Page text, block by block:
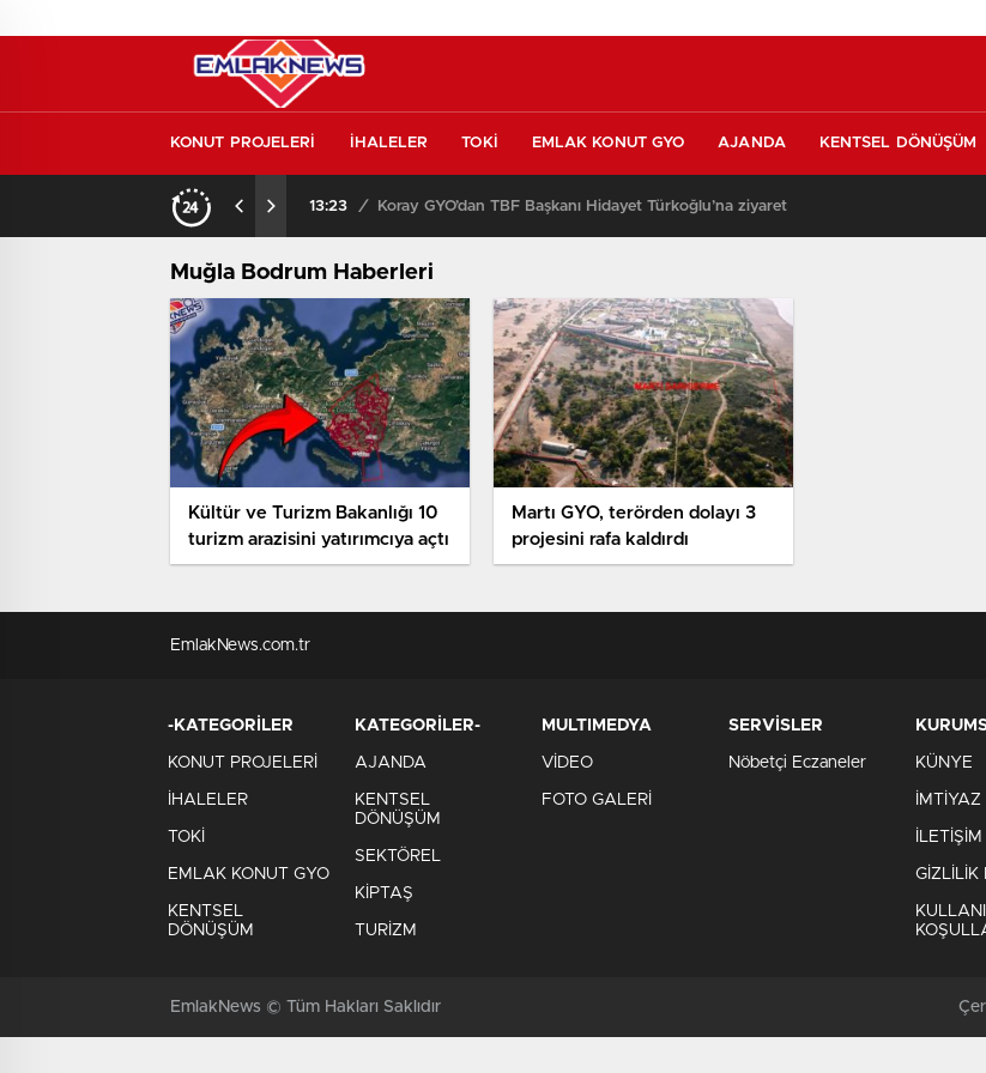
KONUT PROJELERİ İHALELER TOKİ EMLAK KONUT GYO AJANDA KENTSEL DÖNÜŞÜM
13:23 / Koray GYO’dan TBF Başkanı Hidayet Türkoğlu’na ziyaret
Muğla Bodrum Haberleri
Kültür ve Turizm Bakanlığı 10
turizm arazisini yatırımcıya açtı
Martı GYO, terörden dolayı 3
projesini rafa kaldırdı
EmlakNews.com.tr
-KATEGORİLER
KONUT PROJELERİ
İHALELER
TOKİ
EMLAK KONUT GYO
KENTSEL
DÖNÜŞÜM
KATEGORİLER-
AJANDA
KENTSEL
DÖNÜŞÜM
SEKTÖREL
KİPTAŞ
TURİZM
MULTIMEDYA
VİDEO
FOTO GALERİ
SERVİSLER
Nöbetçi Eczaneler KÜNYE
İMTİYAZ
İLETİŞİM
GİZLİLİK
EmlakNews © Tüm Hakları Saklıdır